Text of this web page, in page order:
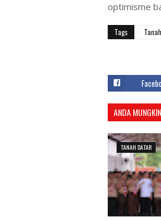
optimisme
Tags
ANDA
TANAH DATAR